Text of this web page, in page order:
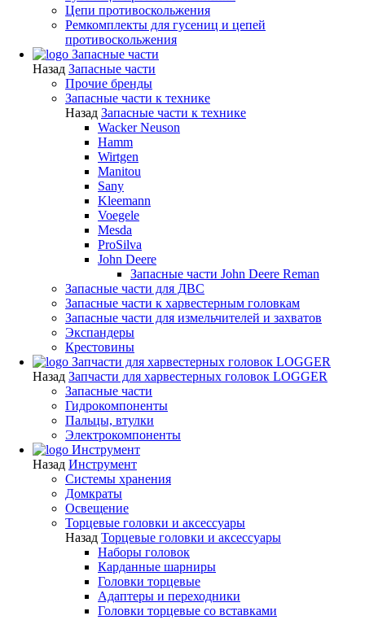
Цепи противоскольжения
Ремкомплекты для гусениц и цепей
противоскольжения
Запасные части
Назад Запасные части
Прочие бренды
Запасные части к технике
Назад Запасные части к технике
Wacker Neuson
Hamm
Wirtgen
Manitou
Sany
Kleemann
Voegele
Mesda
ProSilva
John Deere
Запасные части John Deere Reman
Запасные части для ДВС
Запасные части к харвестерным головкам
Запасные части для измельчителей и захватов
Экспандеры
Крестовины
Запчасти для харвестерных головок LOGGER
Назад Запчасти для харвестерных головок LOGGER
Запасные части
Гидрокомпоненты
Пальцы, втулки
Электрокомпоненты
Инструмент
Назад Инструмент
Системы хранения
Домкраты
Освещение
Торцевые головки и аксессуары
Назад Торцевые головки и аксессуары
Наборы головок
Карданные шарниры
Головки торцевые
Адаптеры и переходники
Головки торцевые со вставками